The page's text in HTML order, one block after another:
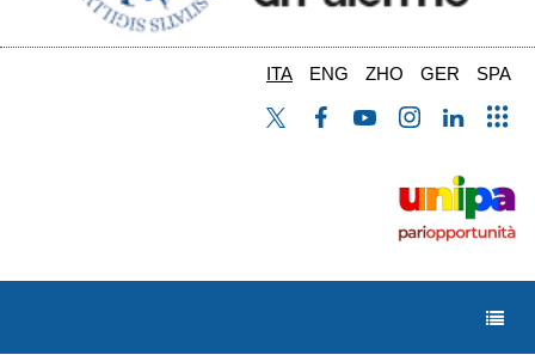
ITA ENG ZHO GER SPA